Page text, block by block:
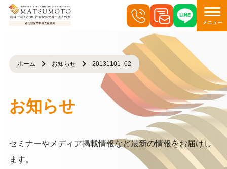
メニュー
ホーム お知らせ 20131101_02
お知らせ
セミナーやメディア掲載情報など最新の情報をお届けし
ます。